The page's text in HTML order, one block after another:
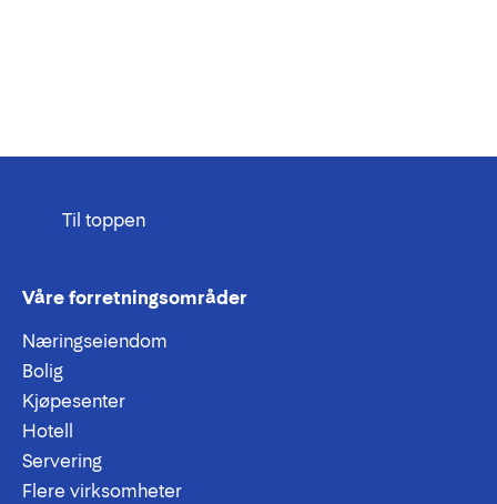
Til toppen
Våre forretningsområder
Næringseiendom
Bolig
Kjøpesenter
Hotell
Servering
Flere virksomheter